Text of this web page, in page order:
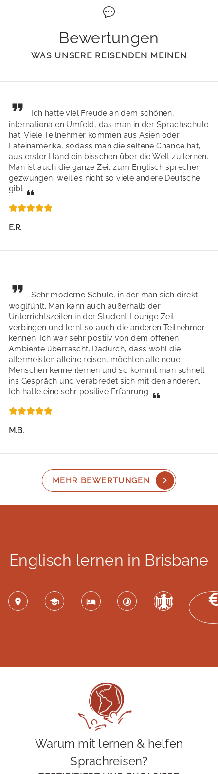
Bewertungen
WAS UNSERE REISENDEN MEINEN
Ich hatte viel Freude an dem schönen,
internationalen Umfeld, das man in der Sprachschule
hat. Viele Teilnehmer kommen aus Asien oder
Lateinamerika, sodass man die seltene Chance hat,
aus erster Hand ein bisschen über die Welt zu lernen.
Man ist auch die ganze Zeit zum Englisch sprechen
gezwungen, weil es nicht so viele andere Deutsche
gibt.
E.R.
Sehr moderne Schule, in der man sich direkt
woglfühlt. Man kann auch außerhalb der
Unterrichtszeiten in der Student Lounge Zeit
verbingen und lernt so auch die anderen Teilnehmer
kennen. Ich war sehr postiiv von dem offenen
Ambiente überrascht. Dadurch, dass wohl die
allermeisten alleine reisen, möchten alle neue
Menschen kennenlernen und so kommt man schnell
ins Gespräch und verabredet sich mit den anderen.
Ich hatte eine sehr positive Erfahrung.
M.B.
MEHR BEWERTUNGEN
Englisch lernen in Brisbane
Warum mit lernen & helfen
Sprachreisen?